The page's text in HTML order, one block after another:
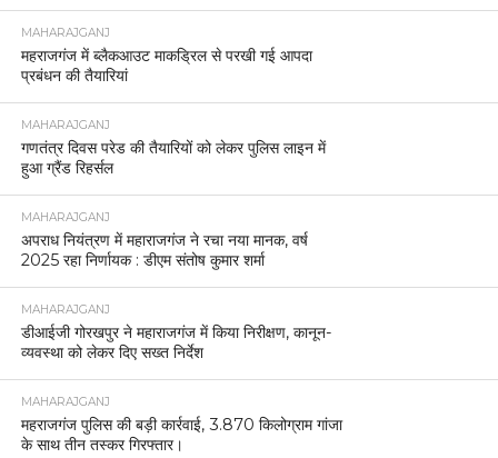
MAHARAJGANJ
महराजगंज में ब्लैकआउट माकड्रिल से परखी गई आपदा
प्रबंधन की तैयारियां
MAHARAJGANJ
गणतंत्र दिवस परेड की तैयारियों को लेकर पुलिस लाइन में
हुआ ग्रैंड रिहर्सल
MAHARAJGANJ
अपराध नियंत्रण में महाराजगंज ने रचा नया मानक, वर्ष
2025 रहा निर्णायक : डीएम संतोष कुमार शर्मा
MAHARAJGANJ
डीआईजी गोरखपुर ने महाराजगंज में किया निरीक्षण, कानून-
व्यवस्था को लेकर दिए सख्त निर्देश
MAHARAJGANJ
महराजगंज पुलिस की बड़ी कार्रवाई, 3.870 किलोग्राम गांजा
के साथ तीन तस्कर गिरफ्तार।